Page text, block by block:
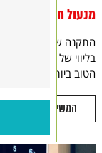
מנעול חכם לבית
התקנה של מנעול חכם
בליווי של חברה
הטוב ביותר בעבור
המשיכו לקרוא >